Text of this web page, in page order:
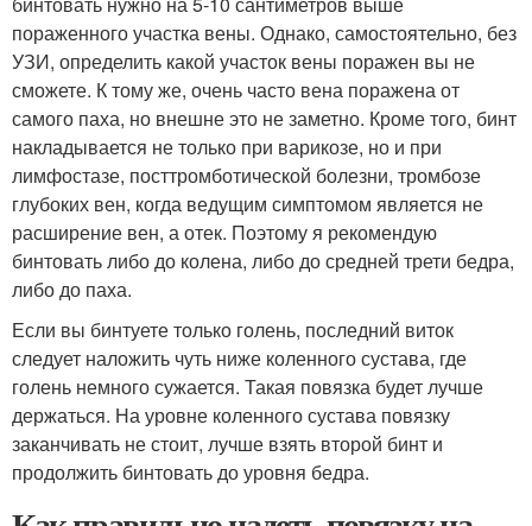
пораженного участка вены. Однако, самостоятельно, без
УЗИ, определить какой участок вены поражен вы не
сможете. К тому же, очень часто вена поражена от
самого паха, но внешне это не заметно. Кроме того, бинт
накладывается не только при варикозе, но и при
лимфостазе, посттромботической болезни, тромбозе
глубоких вен, когда ведущим симптомом является не
расширение вен, а отек. Поэтому я рекомендую
бинтовать либо до колена, либо до средней трети бедра,
либо до паха.
Если вы бинтуете только голень, последний виток
следует наложить чуть ниже коленного сустава, где
голень немного сужается. Такая повязка будет лучше
держаться. На уровне коленного сустава повязку
заканчивать не стоит, лучше взять второй бинт и
продолжить бинтовать до уровня бедра.